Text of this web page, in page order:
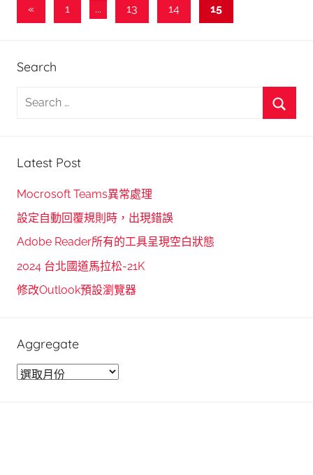
文
分
«Previous
Posts
1 ... 13 14 15
Search
h
f
:
Latest Post
Mocrosoft Teams異常處理
設定自動回覆規則時，出現錯誤
Adobe Reader所有的工具呈現空白狀態
2024 台北國道馬拉松-21K
修改Outlook預設瀏覽器
Aggregate
A